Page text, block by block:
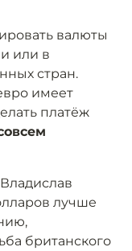
валюты
или в
стран.
имеет
платёж
лучше
британского